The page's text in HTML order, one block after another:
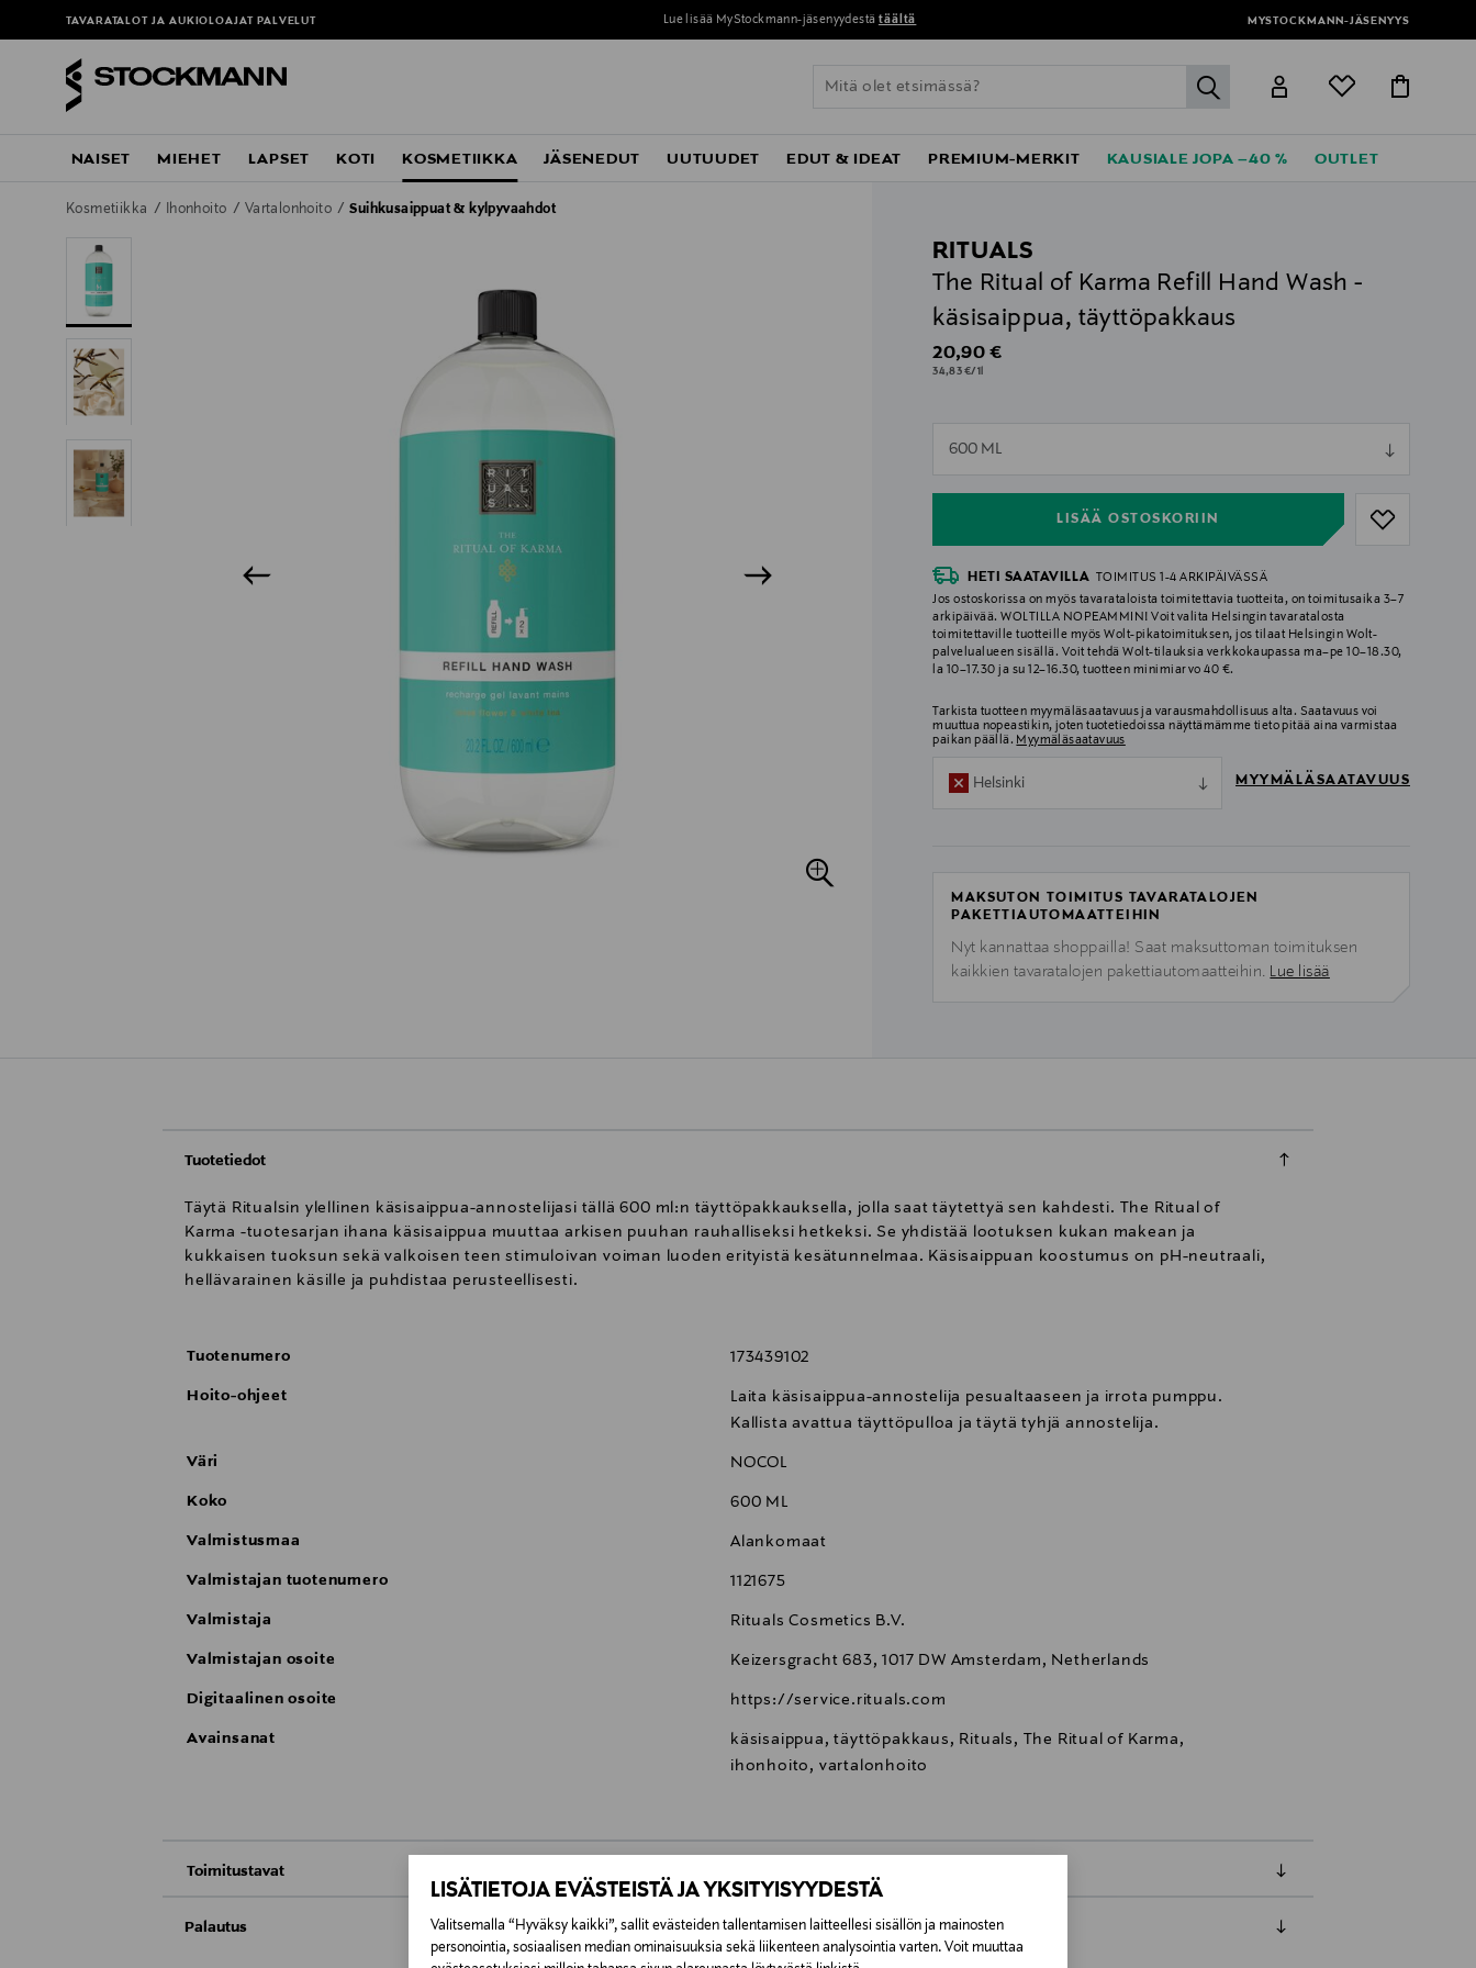
LISÄTIETOJA EVÄSTEISTÄ JA YKSITYISYYDESTÄ
Valitsemalla “Hyväksy kaikki”, sallit evästeiden tallentamisen laitteellesi sisällön ja mainosten
personointia, sosiaalisen median ominaisuuksia sekä liikenteen analysointia varten. Voit muuttaa
TAVARATALOT JA AUKIOLOAJAT PALVELUT Lue lisää MyStockmann-jäsenyydestä täältä MYSTOCKMANN-JÄSENYYS
label.header.go
NAISET MIEHET LAPSET KOTI KOSMETIIKKA JÄSENEDUT UUTUUDET EDUT & IDEAT PREMIUM-MERKIT KAUSIALE JOPA –40 % OUTLET
Kosmetiikka Ihonhoito Vartalonhoito Suihkusaippuat & kylpyvaahdot
RITUALS
The Ritual of Karma Refill Hand Wash -
käsisaippua, täyttöpakkaus
Original Price
20,90 €
34,83 €/1l
600 ML
LISÄÄ OSTOSKORIIN
null
HETI SAATAVILLA
TOIMITUS 1-4 ARKIPÄIVÄSSÄ
Jos ostoskorissa on myös tavarataloista toimitettavia tuotteita, on toimitusaika 3–7
arkipäivää. WOLTILLA NOPEAMMIN! Voit valita Helsingin tavaratalosta
toimitettaville tuotteille myös Wolt-pikatoimituksen, jos tilaat Helsingin Wolt-
palvelualueen sisällä. Voit tehdä Wolt-tilauksia verkkokaupassa ma–pe 10–18.30,
la 10–17.30 ja su 12–16.30, tuotteen minimiarvo 40 €.
Tarkista tuotteen myymäläsaatavuus ja varausmahdollisuus alta. Saatavuus voi
muuttua nopeastikin, joten tuotetiedoissa näyttämämme tieto pitää aina varmistaa
paikan päällä. Myymäläsaatavuus
Helsinki MYYMÄLÄSAATAVUUS
MAKSUTON TOIMITUS TAVARATALOJEN
PAKETTIAUTOMAATTEIHIN
Nyt kannattaa shoppailla! Saat maksuttoman toimituksen
kaikkien tavaratalojen pakettiautomaatteihin. Lue lisää
Tuotetiedot
Täytä Ritualsin ylellinen käsisaippua-annostelijasi tällä 600 ml:n täyttöpakkauksella, jolla saat täytettyä sen kahdesti. The Ritual of
Karma -tuotesarjan ihana käsisaippua muuttaa arkisen puuhan rauhalliseksi hetkeksi. Se yhdistää lootuksen kukan makean ja
kukkaisen tuoksun sekä valkoisen teen stimuloivan voiman luoden erityistä kesätunnelmaa. Käsisaippuan koostumus on pH-neutraali,
hellävarainen käsille ja puhdistaa perusteellisesti.
Tuotenumero 173439102
Hoito-ohjeet
Laita käsisaippua-annostelija pesualtaaseen ja irrota pumppu.
Kallista avattua täyttöpulloa ja täytä tyhjä annostelija.
Väri NOCOL
Koko 600 ML
Valmistusmaa Alankomaat
Valmistajan tuotenumero 1121675
Valmistaja Rituals Cosmetics B.V.
Valmistajan osoite Keizersgracht 683, 1017 DW Amsterdam, Netherlands
Digitaalinen osoite https://service.rituals.com
Avainsanat
käsisaippua, täyttöpakkaus, Rituals, The Ritual of Karma,
ihonhoito, vartalonhoito
Toimitustavat
Palautus
Meille on hyvin tärkeää, että olet tyytyväinen tilaukseesi. Voit palauttaa tilaamasi tuotteen 30 vuorokauden kuluessa tuotteen vastaanottamisesta.